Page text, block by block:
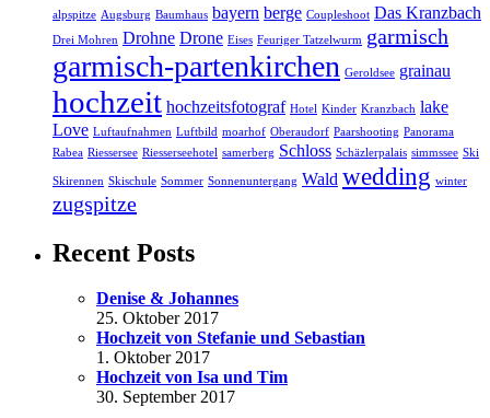
alpspitze Augsburg Baumhaus bayern berge Coupleshoot Das Kranzbach
Drei Mohren Drohne Drone Eises Feuriger Tatzelwurm garmisch
garmisch-partenkirchen Geroldsee grainau
hochzeit hochzeitsfotograf Hotel Kinder Kranzbach lake
Love Luftaufnahmen Luftbild moarhof Oberaudorf Paarshooting Panorama
Rabea Riessersee Riesserseehotel samerberg Schloss Schäzlerpalais simmssee Ski
Skirennen Skischule Sommer Sonnenuntergang Wald wedding winter
zugspitze
Recent Posts
Denise & Johannes
25. Oktober 2017
Hochzeit von Stefanie und Sebastian
1. Oktober 2017
Hochzeit von Isa und Tim
30. September 2017